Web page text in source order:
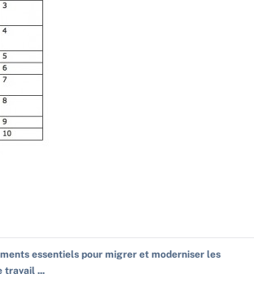
essentiels pour migrer et moderniser les
travail ...